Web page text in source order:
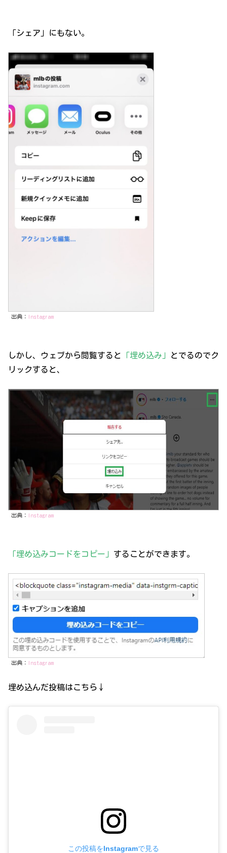
「シェア」にもない。
出典： Instagram
しかし、ウェブから閲覧すると 「埋め込み」
とでるのでク
リックすると、
出典： Instagram
「埋め込みコードをコピー」 することができます。
出典： Instagram
埋め込んだ投稿はこちら↓
この投稿をInstagramで見る